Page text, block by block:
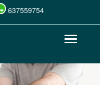
637559754
Toggle